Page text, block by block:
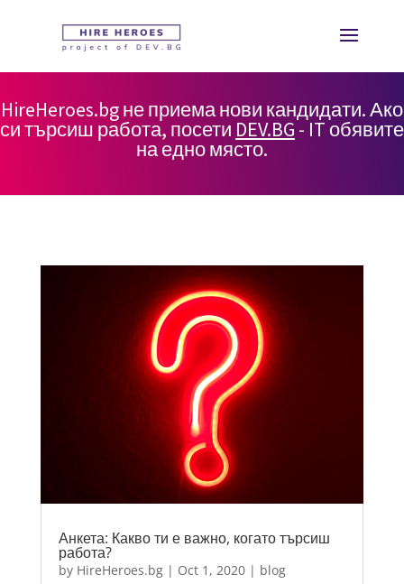
HireHeroes.bg не приема нови кандидати. Ако
си търсиш работа, посети DEV.BG - IT обявите
на едно място.
Анкета: Какво ти е важно, когато търсиш
работа?
by HireHeroes.bg| Oct 1, 2020| blog